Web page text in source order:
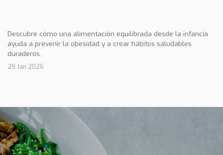
Descubre cómo una alimentación equilibrada desde la infancia
ayuda a prevenir la obesidad y a crear hábitos saludables
duraderos.
29 Jan 2026